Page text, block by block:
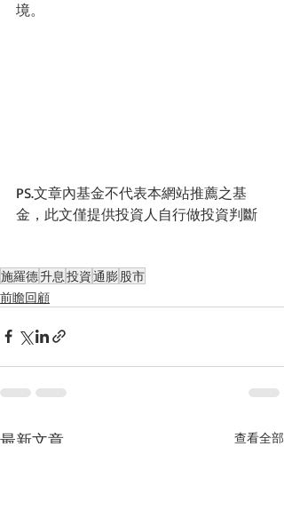
境。
PS.文章內基金不代表本網站推薦之基
金，此文僅提供投資人自行做投資判斷
施羅德升息 投資通膨股市
前瞻回顧
最新文章 查看全部